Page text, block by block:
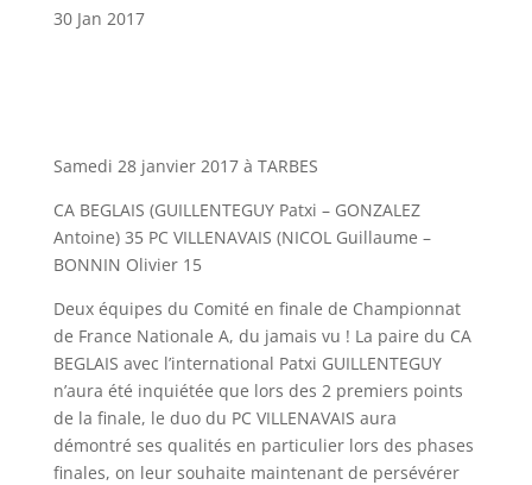
30 Jan 2017
Samedi 28 janvier 2017 à TARBES
CA BEGLAIS (GUILLENTEGUY Patxi – GONZALEZ
Antoine) 35 PC VILLENAVAIS (NICOL Guillaume –
BONNIN Olivier 15
Deux équipes du Comité en finale de Championnat
de France Nationale A, du jamais vu ! La paire du CA
BEGLAIS avec l’international Patxi GUILLENTEGUY
n’aura été inquiétée que lors des 2 premiers points
de la finale, le duo du PC VILLENAVAIS aura
démontré ses qualités en particulier lors des phases
finales, on leur souhaite maintenant de persévérer